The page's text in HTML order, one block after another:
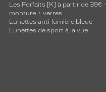
Les Forfaits [K] à partir de 39€ -
monture + verres
Lunettes anti-lumière bleue
Lunettes de sport à la vue